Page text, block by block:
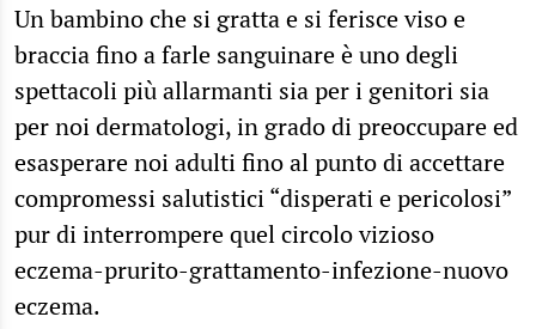
Un bambino che si gratta e si ferisce viso e
braccia fino a farle sanguinare è uno degli
spettacoli più allarmanti sia per i genitori sia
per noi dermatologi, in grado di preoccupare ed
esasperare noi adulti fino al punto di accettare
compromessi salutistici “disperati e pericolosi”
pur di interrompere quel circolo vizioso
eczema-prurito-grattamento-infezione-nuovo
eczema.